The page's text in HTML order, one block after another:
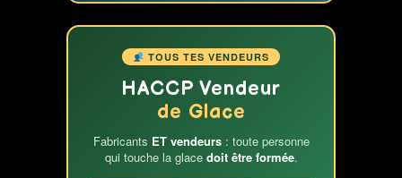
glacier
TOUS TES VENDEURS
HACCP Vendeur
de Glace
Fabricants ET vendeurs: toute personne
qui touche la glace doit être formée.